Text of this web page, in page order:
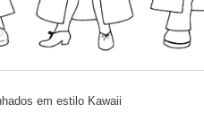
em estilo Kawaii